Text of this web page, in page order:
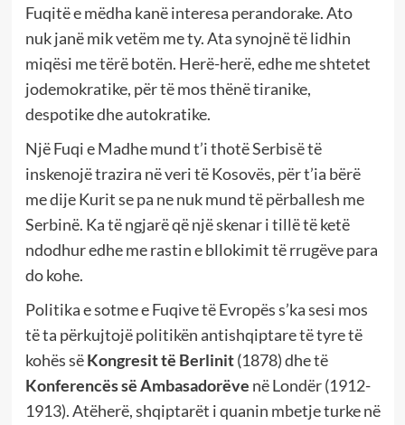
Fuqitë e mëdha kanë interesa perandorake. Ato
nuk janë mik vetëm me ty. Ata synojnë të lidhin
miqësi me tërë botën. Herë-herë, edhe me shtetet
jodemokratike, për të mos thënë tiranike,
despotike dhe autokratike.
Një Fuqi e Madhe mund t’i thotë Serbisë të
inskenojë trazira në veri të Kosovës, për t’ia bërë
me dije Kurit se pa ne nuk mund të përballesh me
Serbinë. Ka të ngjarë që një skenar i tillë të ketë
ndodhur edhe me rastin e bllokimit të rrugëve para
do kohe.
Politika e sotme e Fuqive të Evropës s’ka sesi mos
të ta përkujtojë politikën antishqiptare të tyre të
kohës sëKongresit të Berlinit(1878) dhe të
Konferencës së Ambasadorëve në Londër (1912-
1913). Atëherë, shqiptarët i quanin mbetje turke në